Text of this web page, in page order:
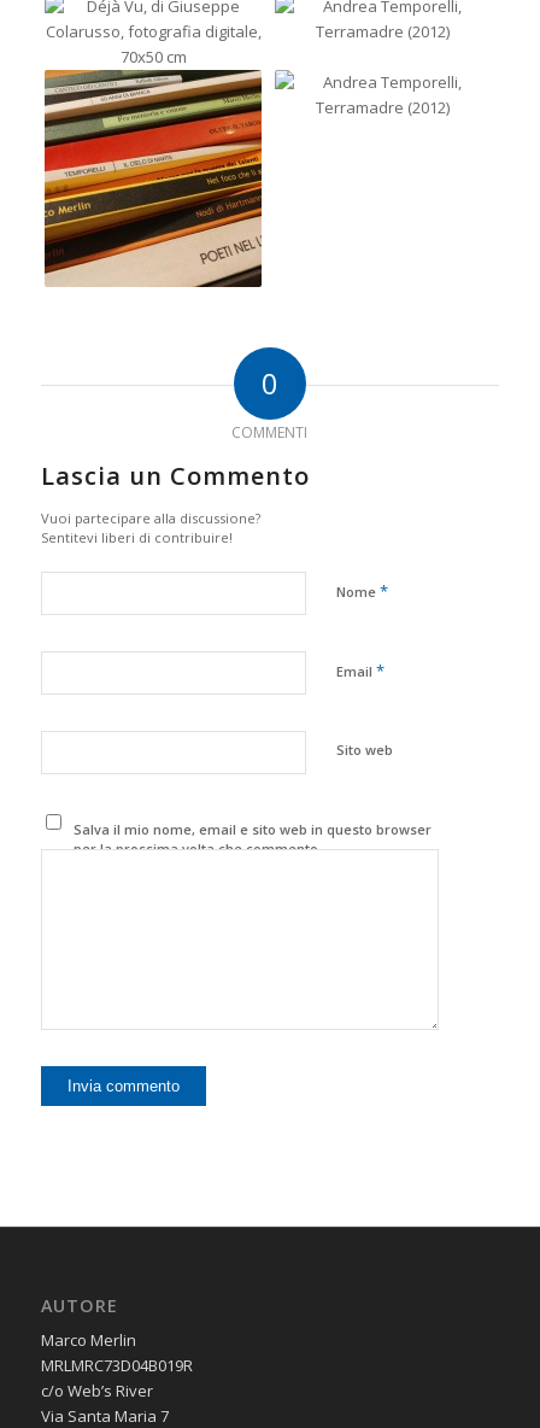
0
COMMENTI
Lascia un Commento
Vuoi partecipare alla discussione?
Sentitevi liberi di contribuire!
Nome *
Email *
Sito web
Salva il mio nome, email e sito web in questo browser
per la prossima volta che commento.
AUTORE
Marco Merlin
MRLMRC73D04B019R
c/o Web’s River
Via Santa Maria 7